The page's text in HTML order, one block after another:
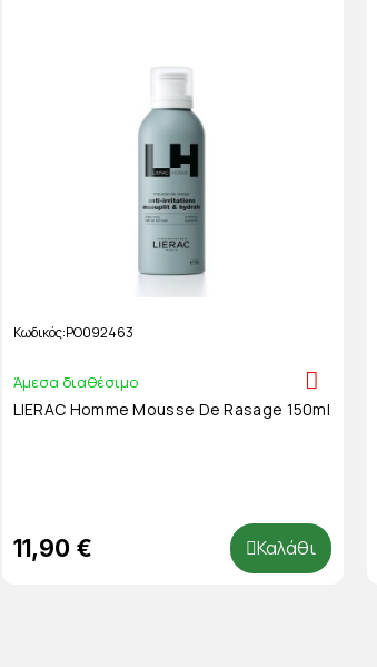
Κωδικός PO092463
Άμεσα διαθέσιμο
LIERAC Homme Mousse De Rasage 150ml
11,90 € Καλάθι